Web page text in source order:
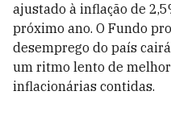
ajustado à inflação de
próximo ano. O Fundo
desemprego do país
um ritmo lento de
inflacionárias contidas.